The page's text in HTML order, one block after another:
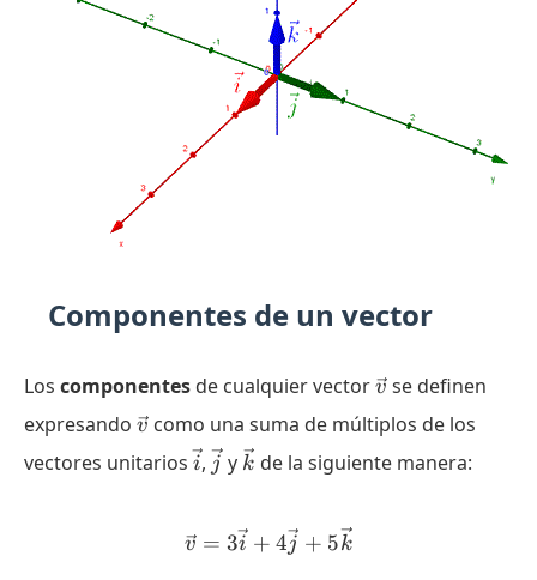
Componentes de un vector
Los componentes de cualquier vector\vec{v}
v se definen
expresando \vec{v}
v como una suma de múltiplos de los
vectores unitarios \vec{i}
i, \vec{j}
j y \vec{k}
k de la siguiente manera:
\vec{v} = 3\vec{i} +
v = 3i + 4j + 5k